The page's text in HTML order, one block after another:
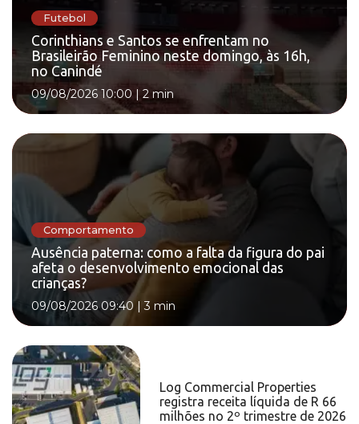
Futebol
Corinthians e Santos se enfrentam no
Brasileirão Feminino neste domingo, às 16h,
no Canindé
09/08/2026 10:00 | 2 min
Comportamento
Ausência paterna: como a falta da figura do pai
afeta o desenvolvimento emocional das
crianças?
09/08/2026 09:40 |3 min
Log Commercial Properties
registra receita líquida de R 66
milhões no 2º trimestre de 2026